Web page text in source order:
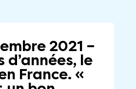
2021 –
le
France. «